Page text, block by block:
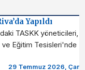
Yapıldı
TASKK yöneticileri,
ve Eğitim Tesisleri'nde
29 Temmuz 2026, Çar